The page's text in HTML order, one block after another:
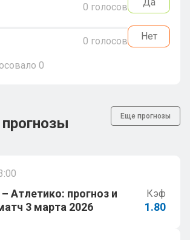
0 голосов
0 голосов Нет
0
Еще прогнозы
Атлетико: прогноз и
3 марта 2026
Кэф
1.80